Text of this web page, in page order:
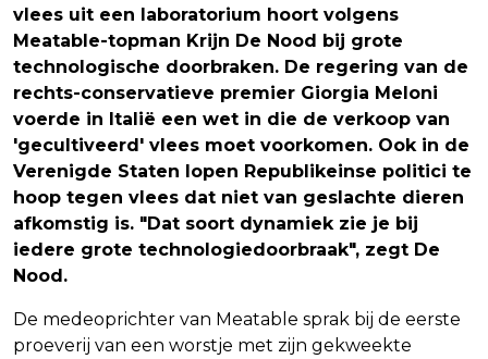
vlees uit een laboratorium hoort volgens
Meatable-topman Krijn De Nood bij grote
technologische doorbraken. De regering van de
rechts-conservatieve premier Giorgia Meloni
voerde in Italië een wet in die de verkoop van
'gecultiveerd' vlees moet voorkomen. Ook in de
Verenigde Staten lopen Republikeinse politici te
hoop tegen vlees dat niet van geslachte dieren
afkomstig is. "Dat soort dynamiek zie je bij
iedere grote technologiedoorbraak", zegt De
Nood.
De medeoprichter van Meatable sprak bij de eerste
proeverij van een worstje met zijn gekweekte